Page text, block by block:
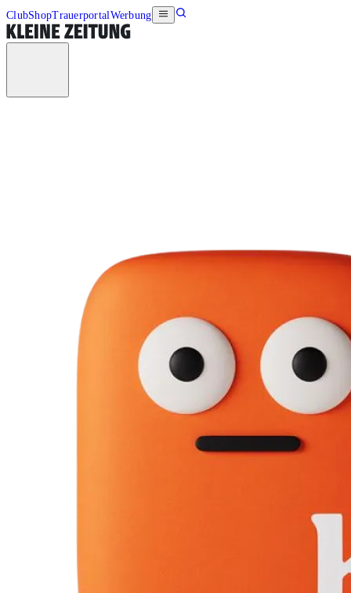
ClubShopTrauerportalWerbung